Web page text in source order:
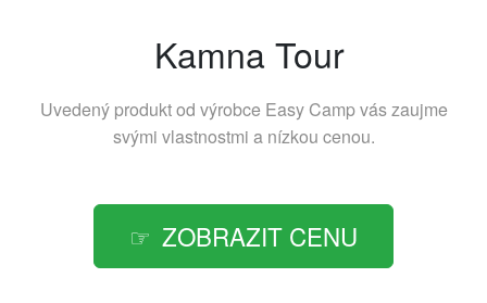
Kamna Tour
Uvedený produkt od výrobce Easy Campvás zaujme
svými vlastnostmi a nízkou cenou.
ZOBRAZIT CENU